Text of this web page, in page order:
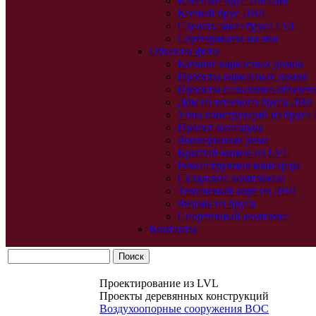
Кееный брус ЛВЛ
Сделать заказ бруса LVL
Сертификаты на лвл
Объекты фото
Каталог каркасных домов
Проекты каркасных домов
Проекты сельскохоз
Дом из клееного бруса ЛВЛ
Узлы конструкций из бруса
Проект мансарды
Фахверковые дома
Крытый манеж из LVL
Реконструкция мансарды
Складские комплексы
Теннисный корт из ЛВЛ
Фермы из бруса
Спортивный комплекс
Контакты
Проектирование из LVL
Проекты деревянных конструкций
Воздухоопорные сооружения ВОС